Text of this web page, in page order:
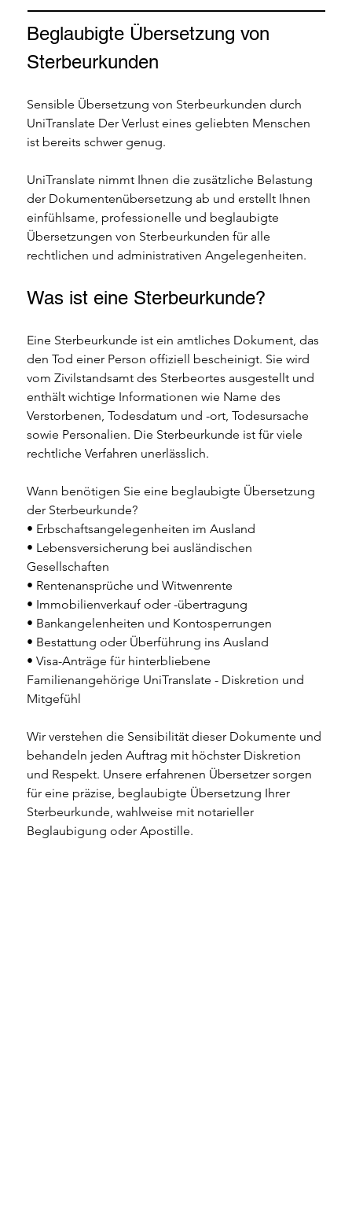
Beglaubigte Übersetzung von
Sterbeurkunden
Sensible Übersetzung von Sterbeurkunden durch
UniTranslate Der Verlust eines geliebten Menschen
ist bereits schwer genug.
UniTranslate nimmt Ihnen die zusätzliche Belastung
der Dokumentenübersetzung ab und erstellt Ihnen
einfühlsame, professionelle und beglaubigte
Übersetzungen von Sterbeurkunden für alle
rechtlichen und administrativen Angelegenheiten.
Was ist eine Sterbeurkunde?
Eine Sterbeurkunde ist ein amtliches Dokument, das
den Tod einer Person offiziell bescheinigt. Sie wird
vom Zivilstandsamt des Sterbeortes ausgestellt und
enthält wichtige Informationen wie Name des
Verstorbenen, Todesdatum und -ort, Todesursache
sowie Personalien. Die Sterbeurkunde ist für viele
rechtliche Verfahren unerlässlich.
Wann benötigen Sie eine beglaubigte Übersetzung
der Sterbeurkunde?
• Erbschaftsangelegenheiten im Ausland
• Lebensversicherung bei ausländischen
Gesellschaften
• Rentenansprüche und Witwenrente
• Immobilienverkauf oder -übertragung
• Bankangelenheiten und Kontosperrungen
• Bestattung oder Überführung ins Ausland
• Visa-Anträge für hinterbliebene
Familienangehörige UniTranslate - Diskretion und
Mitgefühl
Wir verstehen die Sensibilität dieser Dokumente und
behandeln jeden Auftrag mit höchster Diskretion
und Respekt. Unsere erfahrenen Übersetzer sorgen
für eine präzise, beglaubigte Übersetzung Ihrer
Sterbeurkunde, wahlweise mit notarieller
Beglaubigung oder Apostille.